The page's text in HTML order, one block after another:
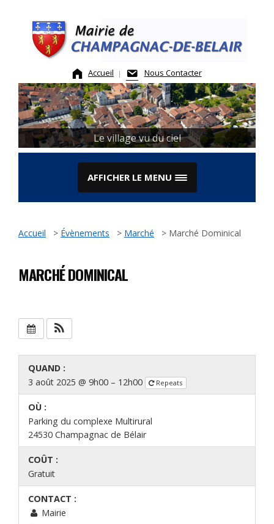
content
Accueil Nous Contacter
Le village vu du ciel
AFFICHER LE MENU
Accueil > Évènements > Marché > Marché Dominical
MARCHÉ DOMINICAL
QUAND :
3 août 2025 @ 9h00 – 12h00
Repeats
OÙ :
Parking du complexe Multirural
24530 Champagnac de Bélair
COÛT :
Gratuit
CONTACT :
Mairie